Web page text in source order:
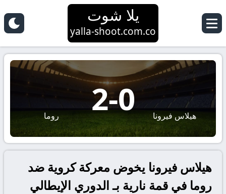
يلا شوت
yalla-shoot.com.co
هيلاس فيرونا 0
-
2 روما
هيلاس فيرونا يخوض معركة كروية ضد
روما في قمة نارية بـ الدوري الإيطالي